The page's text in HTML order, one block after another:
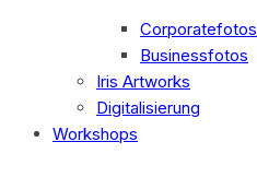
Corporatefotos
Businessfotos
Iris Artworks
Digitalisierung
Workshops